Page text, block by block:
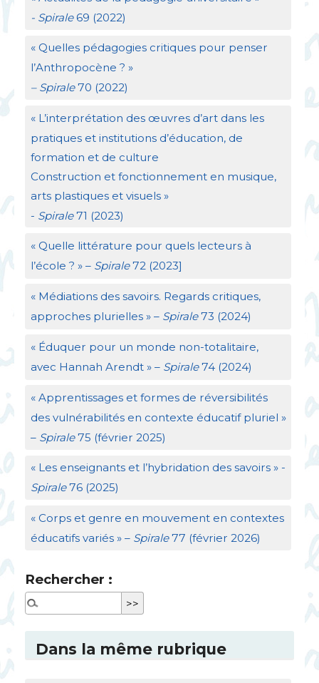
- Spirale69 (2022)
« Quelles pédagogies critiques pour penser
l’Anthropocène ? »
– Spirale70 (2022)
« L’interprétation des œuvres d’art dans les
pratiques et institutions d’éducation, de
formation et de culture
Construction et fonctionnement en musique,
arts plastiques et visuels »
- Spirale71 (2023)
« Quelle littérature pour quels lecteurs à
l’école ? » – Spirale72 (2023]
« Médiations des savoirs. Regards critiques,
approches plurielles » – Spirale73 (2024)
« Éduquer pour un monde non-totalitaire,
avec Hannah Arendt » – Spirale74 (2024)
« Apprentissages et formes de réversibilités
des vulnérabilités en contexte éducatif pluriel »
– Spirale75 (février 2025)
« Les enseignants et l’hybridation des savoirs » -
Spirale76 (2025)
« Corps et genre en mouvement en contextes
éducatifs variés » – Spirale77 (février 2026)
Rechercher :
Dans la même rubrique